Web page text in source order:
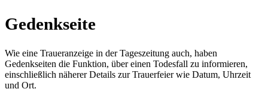
Gedenkseite
Wie eine Traueranzeige in der Tageszeitung auch, haben
Gedenkseiten die Funktion, über einen Todesfall zu informieren,
einschließlich näherer Details zur Trauerfeier wie Datum, Uhrzeit
und Ort.